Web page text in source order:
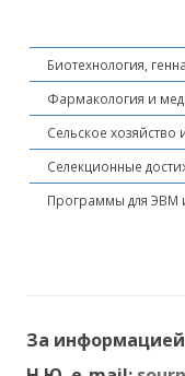
Биотехнология,
Фармакология и
Сельское хозяйство
Селекционные
Программы для ЭВМ
За